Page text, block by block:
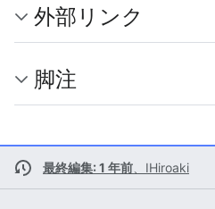
外部リンク
脚注
最終編集: 1 年前 IHiroaki